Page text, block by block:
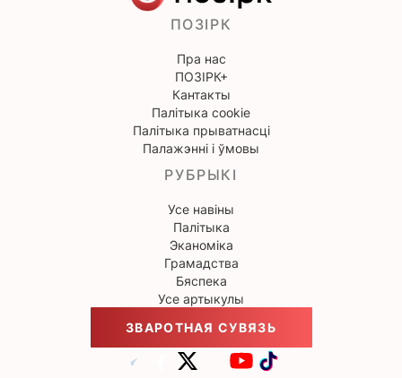
ПОЗІРК
Пра нас
ПОЗІРК+
Кантакты
Палітыка cookie
Палітыка прыватнасці
Палажэнні і ўмовы
РУБРЫКІ
Усе навіны
Палітыка
Эканоміка
Грамадства
Бяспека
Усе артыкулы
ЗВАРОТНАЯ СУВЯЗЬ